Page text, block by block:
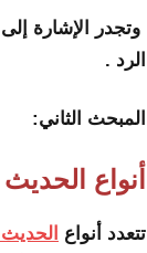
وتجدر الإشارة
الرد .
المبحث الثاني:
أنواع
تتعدد أنواع الحديث